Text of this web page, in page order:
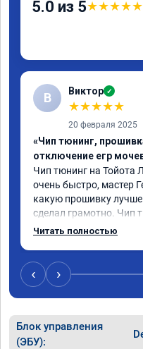
5.0 из 5★★★★★
В Виктор ✓
★★★★★
20 февраля 2025
«Чип тюнинг,
отключение егр
Чип тюнинг на Тойота
очень быстро, мастер
какую прошивку лучше
сделал грамотно. Чип
доволен, машина
работать лучше,
топлива остался
улучшилась. Советую
Читать полностью
‹ ›
Блок управления
(ЭБУ):